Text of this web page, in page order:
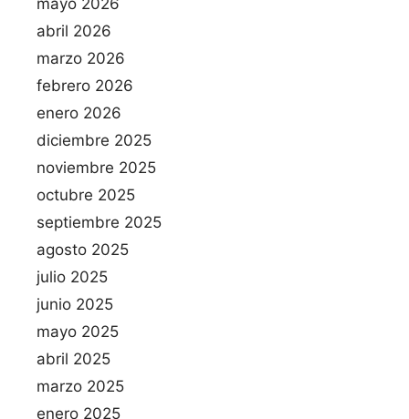
abril 2026
marzo 2026
febrero 2026
enero 2026
diciembre 2025
noviembre 2025
octubre 2025
septiembre 2025
agosto 2025
julio 2025
junio 2025
mayo 2025
abril 2025
marzo 2025
enero 2025